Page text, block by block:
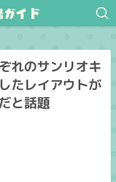
れのサンリオキ
たレイアウトが
と話題